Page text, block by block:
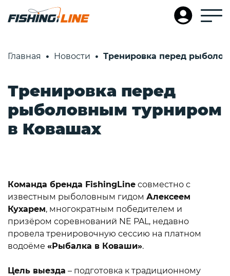
Главная Новости Тренировка перед
Тренировка перед
рыболовным турниром
в Ковашах
Команда бренда FishingLine совместно с
известным рыболовным гидом Алексеем
Кухарем, многократным победителем и
призёром соревнований NE PAL, недавно
провела тренировочную сессию на платном
водоёме «Рыбалка в Коваши».
Цель выезда – подготовка к традиционному